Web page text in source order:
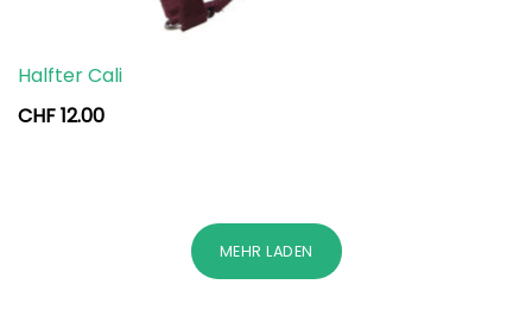
Halfter Cali
CHF12.00
MEHR LADEN